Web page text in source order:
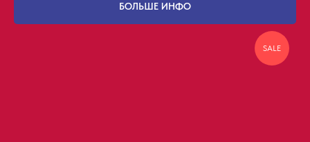
БОЛЬШЕ ИНФО
SALE